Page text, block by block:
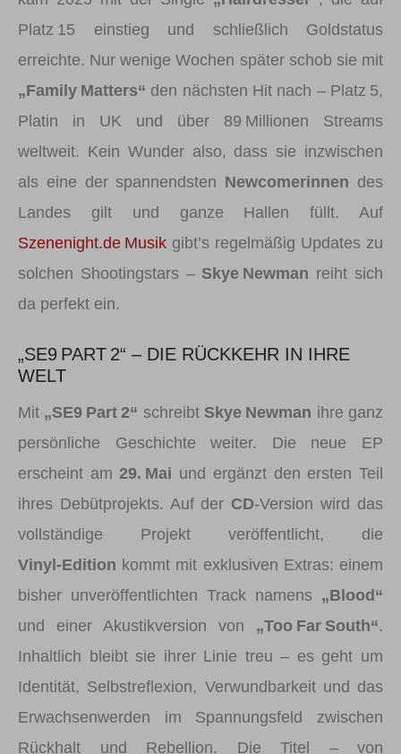
Platz 15 einstieg und schließlich Goldstatus
erreichte. Nur wenige Wochen später schob sie mit
„Family Matters“ den nächsten Hit nach – Platz 5,
Platin in UK und über 89 Millionen Streams
weltweit. Kein Wunder also, dass sie inzwischen
als eine der spannendsten Newcomerinnen des
Landes gilt und ganze Hallen füllt. Auf
Szenenight.de Musik gibt’s regelmäßig Updates zu
solchen Shootingstars – Skye Newman reiht sich
da perfekt ein.
„SE9 PART 2“ – DIE RÜCKKEHR IN IHRE
WELT
Mit „SE9 Part 2“ schreibt Skye Newman ihre ganz
persönliche Geschichte weiter. Die neue EP
erscheint am29. Mai und ergänzt den ersten Teil
ihres Debütprojekts. Auf der CD‑Version wird das
vollständige Projekt veröffentlicht, die
Vinyl‑Edition kommt mit exklusiven Extras: einem
bisher unveröffentlichten Track namens „Blood“
und einer Akustikversion von „Too Far South“.
Inhaltlich bleibt sie ihrer Linie treu – es geht um
Identität, Selbstreflexion, Verwundbarkeit und das
Erwachsenwerden im Spannungsfeld zwischen
Rückhalt und Rebellion. Die Titel – von